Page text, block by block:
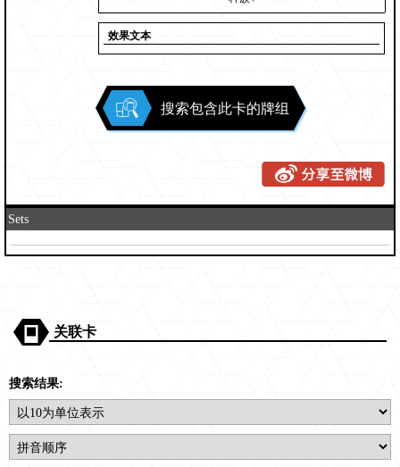
效果文本
搜索包含此卡的牌组
Sets
关联卡
搜索结果: